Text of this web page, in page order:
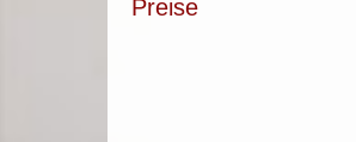
Preise